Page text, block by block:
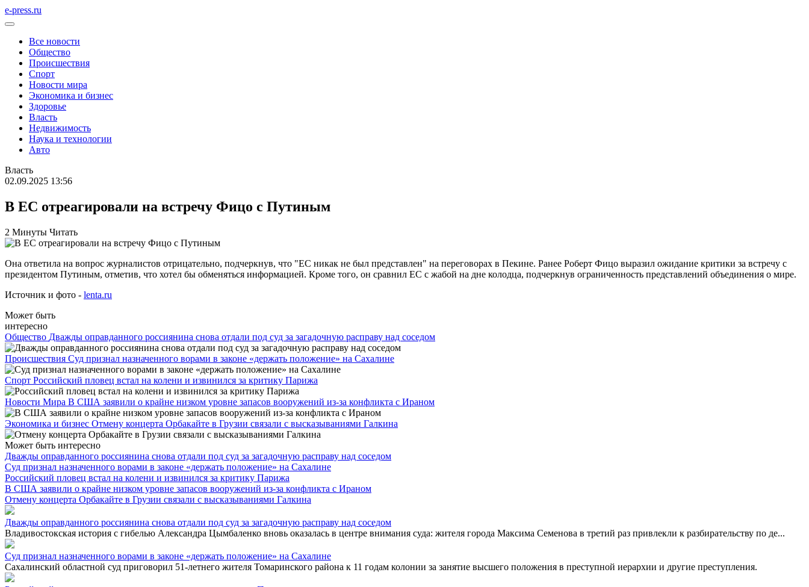
e-press.ru
Все новости
Общество
Происшествия
Спорт
Новости мира
Экономика и бизнес
Здоровье
Власть
Недвижимость
Наука и технологии
Авто
Власть
02.09.2025 13:56
В ЕС отреагировали на встречу Фицо с Путиным
2 Минуты Читать
Она ответила на вопрос журналистов отрицательно, подчеркнув, что "ЕС никак не был представлен" на переговорах в Пекине. Ранее Роберт Фицо выразил ожидание критики за встречу с
президентом Путиным, отметив, что хотел бы обменяться информацией. Кроме того, он сравнил ЕС с жабой на дне колодца, подчеркнув ограниченность представлений объединения о мире.
Источник и фото - lenta.ru
Может быть
интересно
Общество Дважды оправданного россиянина снова отдали под суд за загадочную расправу над соседом
Происшествия Суд признал назначенного ворами в законе «держать положение» на Сахалине
Спорт Российский пловец встал на колени и извинился за критику Парижа
Новости Мира В США заявили о крайне низком уровне запасов вооружений из-за конфликта с Ираном
Экономика и бизнес Отмену концерта Орбакайте в Грузии связали с высказываниями Галкина
Может быть интересно
Дважды оправданного россиянина снова отдали под суд за загадочную расправу над соседом
Суд признал назначенного ворами в законе «держать положение» на Сахалине
Российский пловец встал на колени и извинился за критику Парижа
В США заявили о крайне низком уровне запасов вооружений из-за конфликта с Ираном
Отмену концерта Орбакайте в Грузии связали с высказываниями Галкина
Дважды оправданного россиянина снова отдали под суд за загадочную расправу над соседом
Владивостокская история с гибелью Александра Цымбаленко вновь оказалась в центре внимания суда: жителя города Максима Семенова в третий раз привлекли к разбирательству по де...
Суд признал назначенного ворами в законе «держать положение» на Сахалине
Сахалинский областной суд приговорил 51-летнего жителя Томаринского района к 11 годам колонии за занятие высшего положения в преступной иерархии и другие преступления.